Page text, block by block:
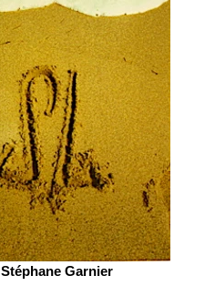
Stéphane Garnier